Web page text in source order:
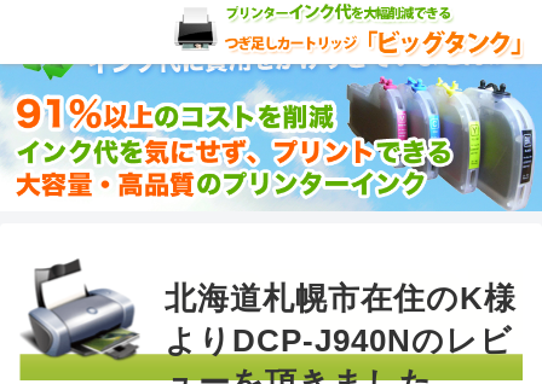
北海道札幌市在住のK様
よりDCP-J940Nのレビ